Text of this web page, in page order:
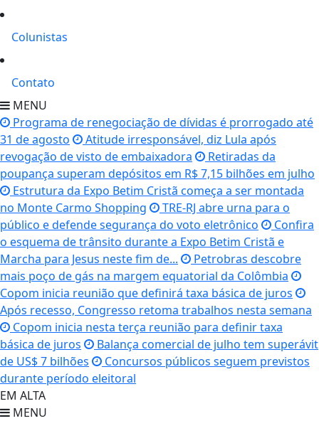
Colunistas
Contato
MENU
Programa de renegociação de dívidas é prorrogado até
31 de agosto
Atitude irresponsável, diz Lula após
revogação de visto de embaixadora
Retiradas da
poupança superam depósitos em R$ 7,15 bilhões em julho
Estrutura da Expo Betim Cristã começa a ser montada
no Monte Carmo Shopping
TRE-RJ abre urna para o
público e defende segurança do voto eletrônico
Confira
o esquema de trânsito durante a Expo Betim Cristã e
Marcha para Jesus neste fim de...
Petrobras descobre
mais poço de gás na margem equatorial da Colômbia
Copom inicia reunião que definirá taxa básica de juros
Após recesso, Congresso retoma trabalhos nesta semana
Copom inicia nesta terça reunião para definir taxa
básica de juros
Balança comercial de julho tem superávit
de US$ 7 bilhões
Concursos públicos seguem previstos
durante período eleitoral
EM ALTA
MENU